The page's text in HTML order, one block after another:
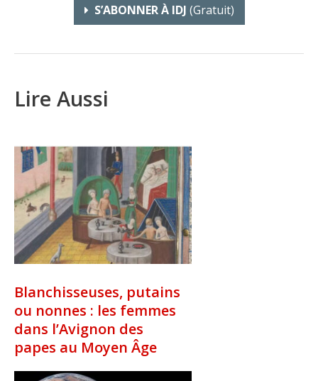
S’ABONNER À IDJ (gratuit)
Lire Aussi
Blanchisseuses, putains
ou nonnes : les femmes
dans l’Avignon des
papes au Moyen Âge